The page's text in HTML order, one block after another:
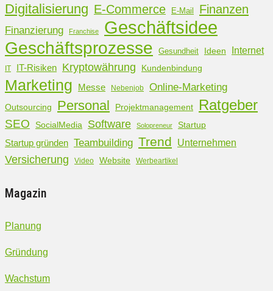
Digitalisierung E-Commerce E-Mail Finanzen
Finanzierung Franchise Geschäftsidee
Geschäftsprozesse Gesundheit Ideen Internet
IT IT-Risiken Kryptowährung Kundenbindung
Marketing Messe Nebenjob Online-Marketing
Outsourcing Personal Projektmanagement Ratgeber
SEO SocialMedia Software Solopreneur Startup
Startup gründen Teambuilding Trend Unternehmen
Versicherung Video Website Werbeartikel
Magazin
Planung
Gründung
Wachstum